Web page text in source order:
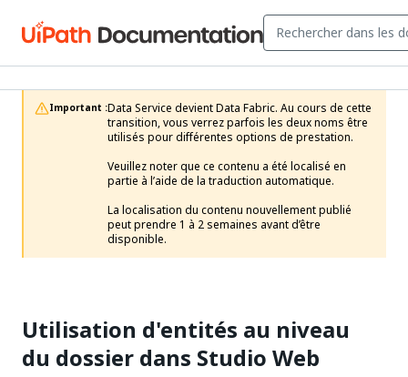
Important :Data Service devient Data Fabric. Au cours de cette
transition, vous verrez parfois les deux noms être
utilisés pour différentes options de prestation.
Veuillez noter que ce contenu a été localisé en
partie à l’aide de la traduction automatique.
La localisation du contenu nouvellement publié
peut prendre 1 à 2 semaines avant d’être
disponible.
Utilisation d'entités au niveau
du dossier dans Studio Web